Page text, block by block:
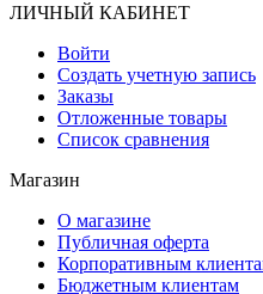
ЛИЧНЫЙ КАБИНЕТ
Войти
Создать учетную запись
Заказы
Отложенные товары
Список сравнения
Магазин
О магазине
Публичная оферта
Корпоративным
Бюджетным клиентам